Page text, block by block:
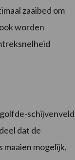
zaaibed om
worden
schijvenveld
dat de
mogelijk,